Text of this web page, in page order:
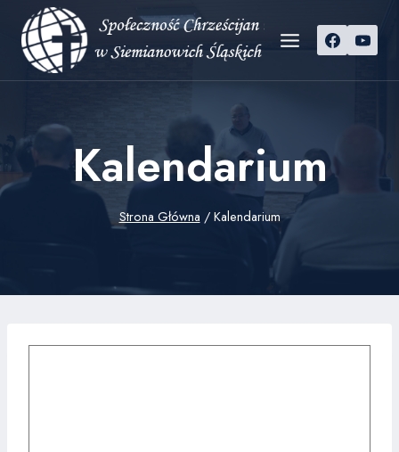
Przejdź
treści
Kalendarium
Strona Główna / Kalendarium